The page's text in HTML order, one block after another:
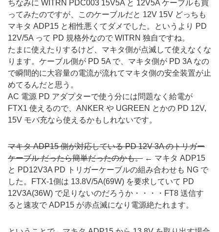
ちなみに WITRN PDC003 15V5A と 12V5A ケーブルも買
ってみたのですが、このケーブルだと 12V 15V どっちも
マキタ ADP15 と相性悪くてダメでした。というより PD
12V/5A って PD 規格外なので WITRN 独自ですね。
たまに使えたりするけど、マキタ側が点滅して使えなくな
ります。ケーブル側が PD 5A で、マキタ側が PD 3A なの
で瞬間的に大容量の電流が流れてマキタ側の安全装置が止
めてるんだと思う。
AC 電源 PD アダプターで使う分には問題なく給電が
FTX1 使えるので、ANKER や UGREEN とかの PD 12V,
15V モバ充なら使えるかもしれないです。
マキタ ADP15 側が対応している PD 12V 3A のトリガー
ケーブル だったら簡単だったのかも。 ← マキタ ADP15
と PD12V3A PD トリガーケーブルの組み合わせも NG で
した。FTX-1側は 13.8V/5A(69W) を要求していて PD
12V3A(36W) で足りないのだろうか・・・・FT8 送信す
ると速攻で ADP15 が赤点滅になり電源絶たれます。